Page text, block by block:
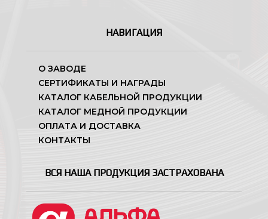
НАВИГАЦИЯ
О ЗАВОДЕ
СЕРТИФИКАТЫ И НАГРАДЫ
КАТАЛОГ КАБЕЛЬНОЙ ПРОДУКЦИИ
КАТАЛОГ МЕДНОЙ ПРОДУКЦИИ
ОПЛАТА И ДОСТАВКА
КОНТАКТЫ
ВСЯ НАША ПРОДУКЦИЯ ЗАСТРАХОВАНА